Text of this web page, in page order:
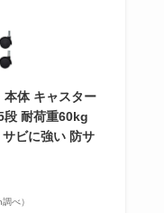
本体 キャスター
段 耐荷重60kg
ビに強い 防サ
べ）